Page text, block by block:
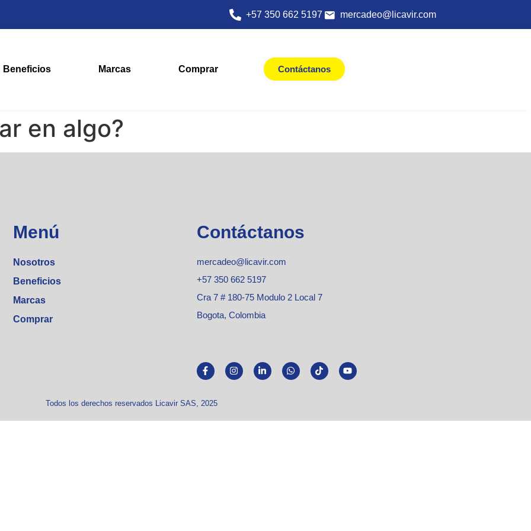
+57 350 662 5197 mercadeo@licavir.com
Beneficios Marcas Comprar Contáctanos
en algo?
Menú
Nosotros
Beneficios
Marcas
Comprar
Contáctanos
mercadeo@licavir.com
+57 350 662 5197
Cra 7 # 180-75 Modulo 2 Local 7
Bogota, Colombia
Todos los derechos reservados Licavir SAS, 2025